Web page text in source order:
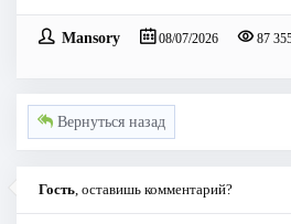
Mansory 08/07/2026 87
Вернуться назад
Гость, оставишь комментарий?